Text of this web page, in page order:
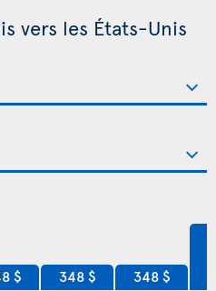
vers les États-Unis
$ 348 $ 348 $